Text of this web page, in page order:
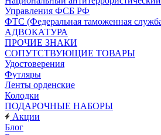
Управления ФСБ РФ
ФТС (Федеральная таможенная
АДВОКАТУРА
ПРОЧИЕ ЗНАКИ
СОПУТСТВУЮЩИЕ ТОВАРЫ
Удостоверения
Футляры
Ленты орденские
Колодки
ПОДАРОЧНЫЕ НАБОРЫ
Акции
Блог